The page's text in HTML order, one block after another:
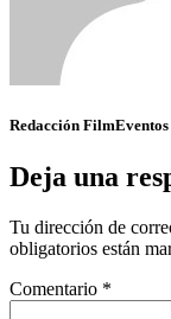
Redacción FilmEventos
Deja una
Tu dirección de
obligatorios están
Comentario *